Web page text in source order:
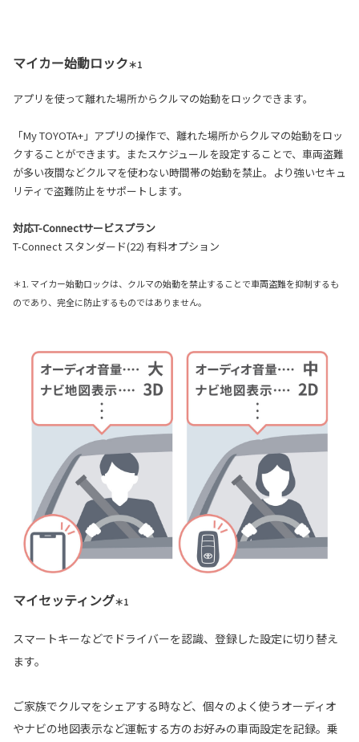
マイカー始動ロック＊1
アプリを使って離れた場所からクルマの始動をロックできます。
「My TOYOTA+」アプリの操作で、離れた場所からクルマの始動をロッ
クすることができます。またスケジュールを設定することで、車両盗難
が多い夜間などクルマを使わない時間帯の始動を禁止。より強いセキュ
リティで盗難防止をサポートします。
対応T-Connectサービスプラン
T-Connect スタンダード(22) 有料オプション
＊1. マイカー始動ロックは、クルマの始動を禁止することで車両盗難を抑制するも
のであり、完全に防止するものではありません。
マイセッティング＊1
スマートキーなどでドライバーを認識、登録した設定に切り替え
ます。
ご家族でクルマをシェアする時など、個々のよく使うオーディオ
やナビの地図表示など運転する方のお好みの車両設定を記録。乗